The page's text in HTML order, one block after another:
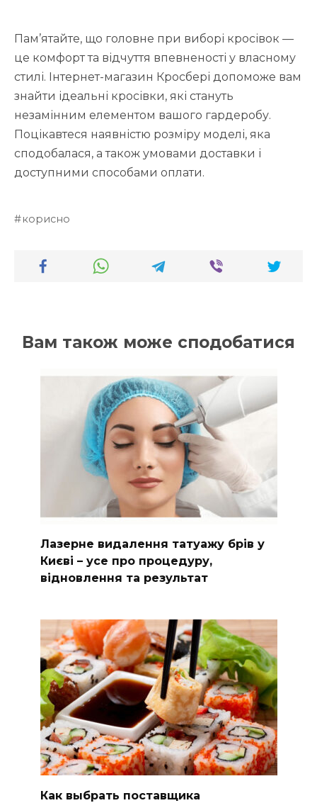
Пам’ятайте, що головне при виборі кросівок —
це комфорт та відчуття впевненості у власному
стилі. Інтернет-магазин Кросбері допоможе вам
знайти ідеальні кросівки, які стануть
незамінним елементом вашого гардеробу.
Поцікавтеся наявністю розміру моделі, яка
сподобалася, а також умовами доставки і
доступними способами оплати.
корисно
Вам також може сподобатися
Лазерне видалення татуажу брів у
Києві – усе про процедуру,
відновлення та результат
Как выбрать поставщика